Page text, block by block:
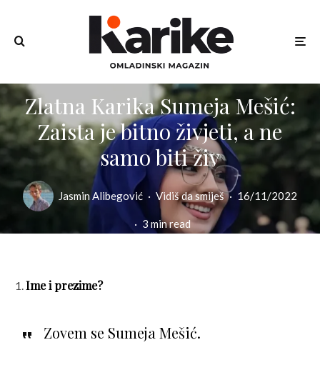
Zlatna Karika Sumeja Mešić:
Zaista je bitno živjeti, a ne
samo biti živ
Jasmin Alibegović · Vidiš da smiješ · 16/11/2022
· 3 min read
Ime i prezime?
Zovem se Sumeja Mešić.